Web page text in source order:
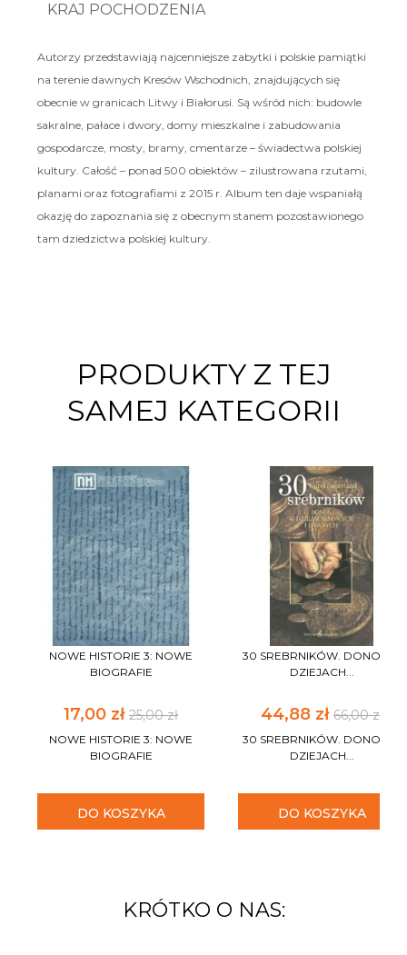
KRAJ POCHODZENIA
Autorzy przedstawiają najcenniejsze zabytki i polskie pamiątki
na terenie dawnych Kresów Wschodnich, znajdujących się
obecnie w granicach Litwy i Białorusi. Są wśród nich: budowle
sakralne, pałace i dwory, domy mieszkalne i zabudowania
gospodarcze, mosty, bramy, cmentarze – świadectwa polskiej
kultury. Całość – ponad 500 obiektów – zilustrowana rzutami,
planami oraz fotografiami z 2015 r. Album ten daje wspaniałą
okazję do zapoznania się z obecnym stanem pozostawionego
tam dziedzictwa polskiej kultury.
PRODUKTY Z TEJ
SAMEJ KATEGORII
NOWE HISTORIE 3: NOWE
BIOGRAFIE
17,00 zł 25,00 zł
NOWE HISTORIE 3: NOWE
BIOGRAFIE
DO KOSZYKA
30 SREBRNIKÓW. DONOS W
DZIEJACH...
44,88 zł66,00 zł
30 SREBRNIKÓW. DONOS W
DZIEJACH...
DO KOSZYKA
KRÓTKO O NAS: